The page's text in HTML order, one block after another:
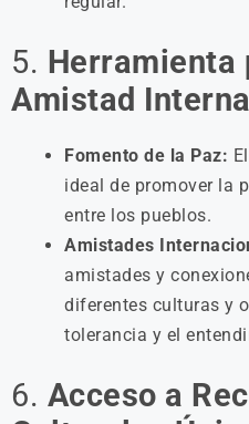
5. Herramienta
Amistad
Fomento de la Paz:
ideal de promover la
entre los pueblos.
Amistades
amistades y
diferentes culturas y
tolerancia y el
6. Acceso a